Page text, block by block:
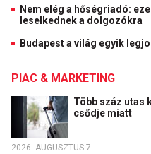
Nem elég a hőségriadó:
leselkednek a dolgozókra
Budapest a világ egyik
PIAC & MARKETING
Több száz utas
csődje miatt
2026. AUGUSZTUS 7.